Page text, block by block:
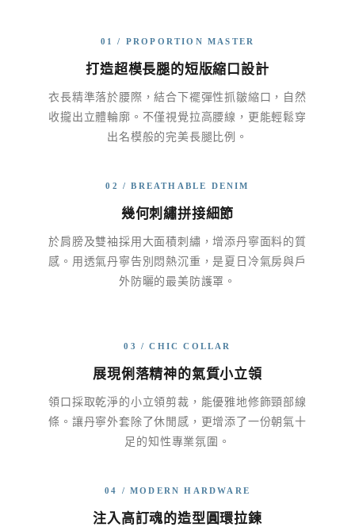
01 / PROPORTION MASTER
打造超模長腿的短版縮口設計
衣長精準落於腰際，結合下襬彈性抓皺縮口，自然
收攏出立體輪廓。不僅視覺拉高腰線，更能輕鬆穿
出名模般的完美長腿比例。
02 / BREATHABLE DENIM
幾何刺繡拼接細節
於肩膀及雙袖採用大面積刺繡，增添丹寧面料的質
感。用透氣丹寧告別悶熱沉重，是夏日冷氣房與戶
外防曬的最美防護罩。
03 / CHIC COLLAR
展現俐落精神的氣質小立領
領口採取乾淨的小立領剪裁，能優雅地修飾頸部線
條。讓丹寧外套除了休閒感，更增添了一份朝氣十
足的知性專業氛圍。
04 / MODERN HARDWARE
注入高訂魂的造型圓環拉鍊